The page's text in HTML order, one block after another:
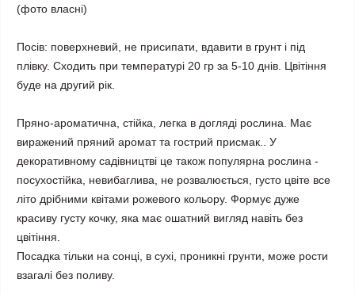
(фото власні)
Посів: поверхневий, не присипати, вдавити в грунт і під
плівку. Сходить при температурі 20 гр за 5-10 днів. Цвітіння
буде на другий рік.
Пряно-ароматична, стійка, легка в догляді рослина. Має
виражений пряний аромат та гострий присмак.. У
декоративному садівництві це також популярна рослина -
посухостійка, невибаглива, не розвалюється, густо цвіте все
літо дрібними квітами рожевого кольору. Формує дуже
красиву густу кочку, яка має ошатний вигляд навіть без
цвітіння.
Посадка тільки на сонці, в сухі, проникні грунти, може рости
взагалі без поливу.